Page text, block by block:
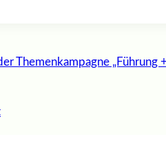
Themenkampagne „Führung